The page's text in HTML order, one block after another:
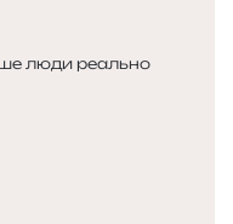
люди реально